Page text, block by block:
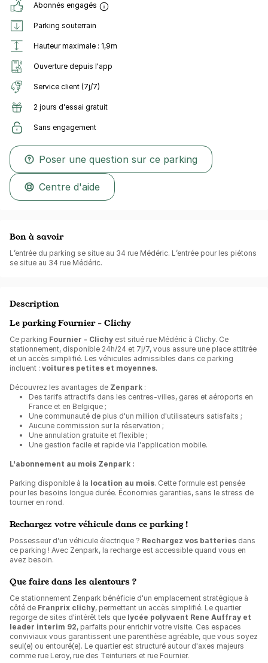
Abonnés engagés
Parking souterrain
Hauteur maximale : 1,9m
Ouverture depuis l'app
Service client (7j/7)
2 jours d'essai gratuit
Sans engagement
Poser une question sur ce parking
Centre d'aide
Bon à savoir
L’entrée du parking se situe au 34 rue Médéric. L’entrée pour les piétons
se situe au 34 rue Médéric.
Description
Le parking Fournier - Clichy
Ce parking Fournier - Clichy est situé rue Médéric à Clichy. Ce
stationnement, disponible 24h/24 et 7j/7, vous assure une place attitrée
et un accès simplifié. Les véhicules admissibles dans ce parking
incluent : voitures petites et moyennes.
Découvrez les avantages de Zenpark :
Des tarifs attractifs dans les centres-villes, gares et aéroports en
France et en Belgique ;
Une communauté de plus d'un million d'utilisateurs satisfaits ;
Aucune commission sur la réservation ;
Une annulation gratuite et flexible ;
Une gestion facile et rapide via l'application mobile.
L'abonnement au mois Zenpark :
Parking disponible à la location au mois. Cette formule est pensée
pour les besoins longue durée. Économies garanties, sans le stress de
tourner en rond.
Rechargez votre véhicule dans ce parking !
Possesseur d'un véhicule électrique ? Rechargez vos batteries dans
ce parking ! Avec Zenpark, la recharge est accessible quand vous en
avez besoin.
Que faire dans les alentours ?
Ce stationnement Zenpark bénéficie d'un emplacement stratégique à
côté de Franprix clichy, permettant un accès simplifié. Le quartier
regorge de sites d'intérêt tels que lycée polyvaent Rene Auffray et
leader interim 92, parfaits pour enrichir votre visite. Ces espaces
conviviaux vous garantissent une parenthèse agréable, que vous soyez
seul(e) ou entouré(e). Le quartier est structuré autour d'axes majeurs
comme rue Leroy, rue des Teinturiers et rue Fournier.